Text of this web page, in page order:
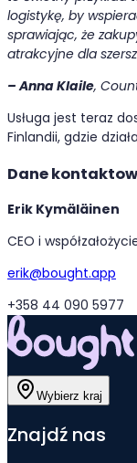
logistykę, by
sprawiając, że
atrakcyjne dla
– Anna Klaile,
Usługa jest teraz
Finlandii, gdzie
Dane
Erik Kymäläinen
CEO i
erik@bought.app
+358 44 090 5977
Wybierz kraj
Znajdź nas